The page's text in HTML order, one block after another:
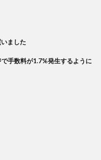
ました
手数料が1.7%発生するように